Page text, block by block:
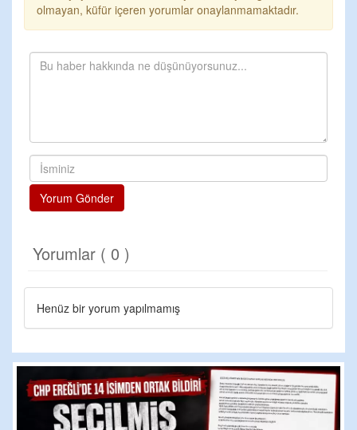
olmayan, küfür içeren yorumlar onaylanmamaktadır.
Yorum Gönder
Yorumlar ( 0 )
Henüz bir yorum yapılmamış